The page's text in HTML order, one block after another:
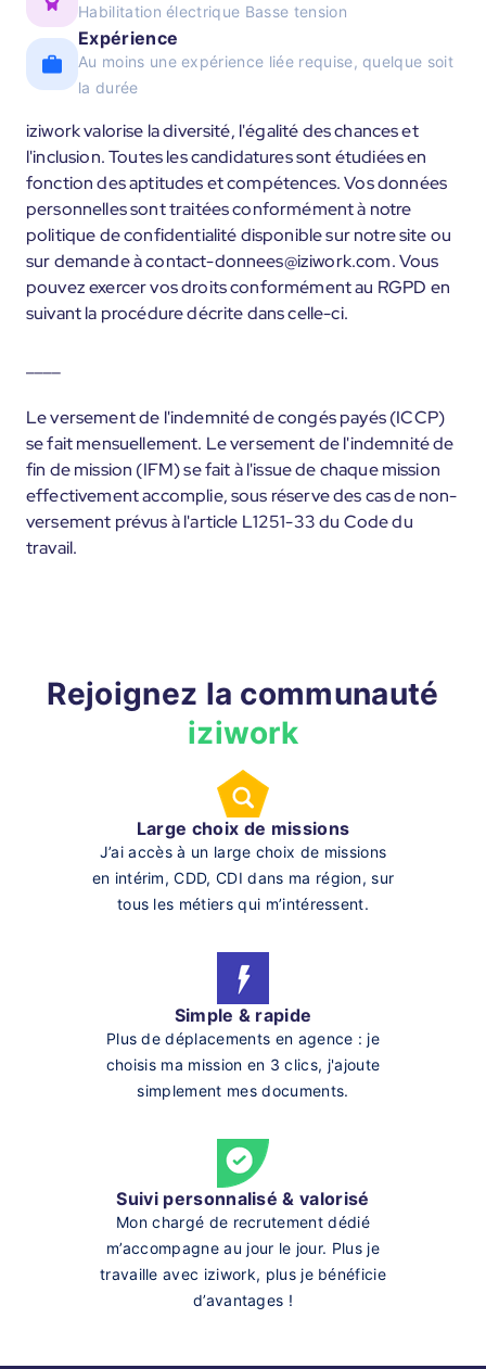
Habilitation électrique Basse tension
Expérience
Au moins une expérience liée requise, quelque soit
la durée
iziwork valorise la diversité, l'égalité des chances et
l'inclusion. Toutes les candidatures sont étudiées en
fonction des aptitudes et compétences. Vos données
personnelles sont traitées conformément à notre
politique de confidentialité disponible sur notre site ou
sur demande à contact-donnees@iziwork.com. Vous
pouvez exercer vos droits conformément au RGPD en
suivant la procédure décrite dans celle-ci.
Le versement de l'indemnité de congés payés (ICCP)
se fait mensuellement. Le versement de l'indemnité de
fin de mission (IFM) se fait à l'issue de chaque mission
effectivement accomplie, sous réserve des cas de non-
versement prévus à l'article L1251-33 du Code du
travail.
Rejoignez la communauté
iziwork
Large choix de missions
J’ai accès à un large choix de missions
en intérim, CDD, CDI dans ma région, sur
tous les métiers qui m’intéressent.
Simple & rapide
Plus de déplacements en agence : je
choisis ma mission en 3 clics, j'ajoute
simplement mes documents.
Suivi personnalisé & valorisé
Mon chargé de recrutement dédié
m’accompagne au jour le jour. Plus je
travaille avec iziwork, plus je bénéficie
d’avantages !